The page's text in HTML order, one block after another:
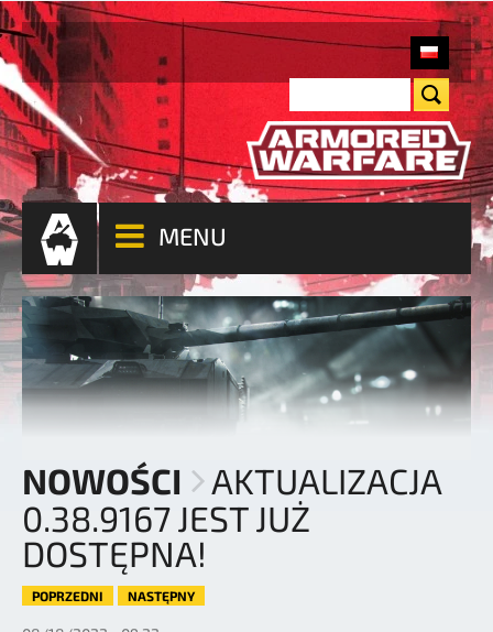
MENU
NOWOŚCI
AKTUALIZACJA
0.38.9167 JEST JUŻ
DOSTĘPNA!
POPRZEDNI NASTĘPNY